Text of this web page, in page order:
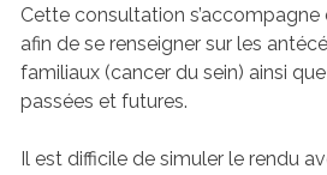
Cette consultation s’accompagne
afin de se renseigner sur les
familiaux (cancer du sein) ainsi
passées et futures.
Il est difficile de simuler le rendu